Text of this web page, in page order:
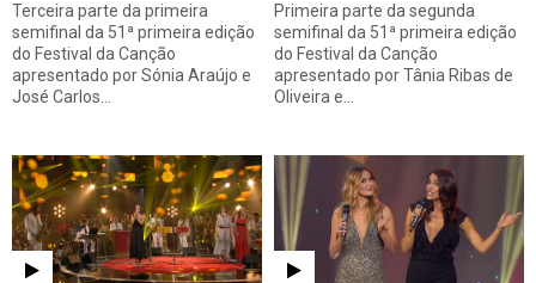
Terceira parte da primeira
semifinal da 51ª primeira edição
do Festival da Canção
apresentado por Sónia Araújo e
José Carlos…
Primeira parte da segunda
semifinal da 51ª primeira edição
do Festival da Canção
apresentado por Tânia Ribas de
Oliveira e…